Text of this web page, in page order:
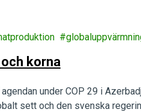
och korna
under COP 29 i
sett och den svenska